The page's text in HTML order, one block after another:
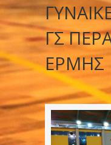
ΓΣ
ΕΡΜΗΣ